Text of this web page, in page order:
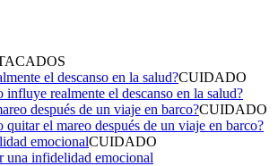
CUIDADO
influye realmente el descanso en la salud?
CUIDADO
quitar el mareo después de un viaje en barco?
CUIDADO
una infidelidad emocional